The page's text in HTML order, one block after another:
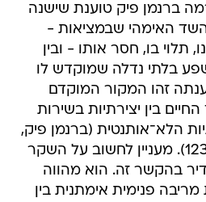
ברנמן פיק טוענת שישנה
האימהי שבמציאות -
תלוי בו, חסר אותו - ובין
בלתי נדלה שמוקדש לו
זהו המקור המוקדם
בין יצירתיות בשירות
הלא־אותנטית (ברנמן פיק,
2018/2021, עמ' 123-132). מעניין לחשוב על השקר
בהקשר זה. הוא מהווה
פנימית אימתנית בין